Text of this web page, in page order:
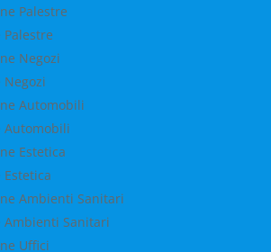
Palestre
Negozi
Automobili
Estetica
Ambienti Sanitari